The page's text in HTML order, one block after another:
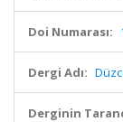
Doi Numarası:
Dergi Adı:
Derginin